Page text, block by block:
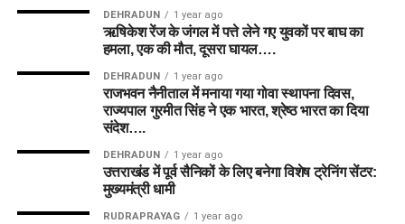
DEHRADUN 1 year ago
ऋषिकेश रेंज के जंगल में पत्ते लेने गए युवकों पर बाघ का
हमला, एक की मौत, दूसरा घायल….
DEHRADUN 1 year ago
राजभवन नैनीताल में मनाया गया गोवा स्थापना दिवस,
राज्यपाल गुरमीत सिंह ने एक भारत, श्रेष्ठ भारत का दिया
संदेश….
DEHRADUN 1 year ago
उत्तराखंड में पूर्व सैनिकों के लिए बनेगा विशेष ट्रेनिंग सेंटर:
मुख्यमंत्री धामी
RUDRAPRAYAG 1 year ago